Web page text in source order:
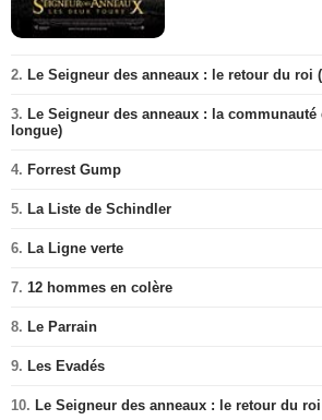
2. Le Seigneur des anneaux : le retour du roi
3. Le Seigneur des anneaux : la
longue)
4. Forrest Gump
5. La Liste de Schindler
6. La Ligne verte
7. 12 hommes en colère
8. Le Parrain
9. Les Evadés
10. Le Seigneur des anneaux : le retour du roi